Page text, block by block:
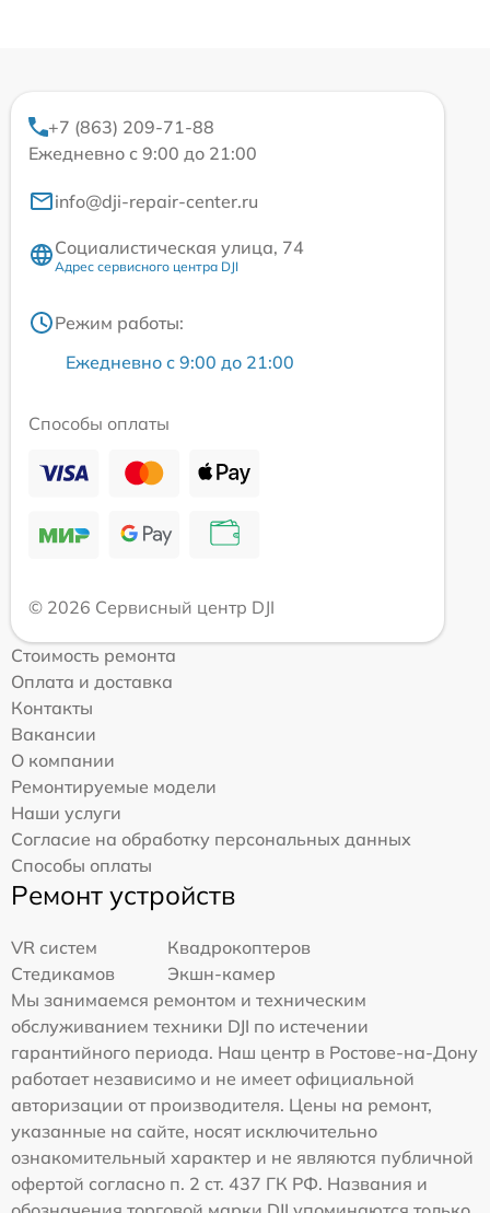
+7 (863) 209-71-88
Ежедневно с 9:00 до 21:00
info@dji-repair-center.ru
Социалистическая улица, 74
Адрес сервисного центра DJI
Режим работы:
Ежедневно с 9:00 до 21:00
Способы оплаты
© 2026 Сервисный центр DJI
Стоимость ремонта
Оплата и доставка
Контакты
Вакансии
О компании
Ремонтируемые модели
Наши услуги
Согласие на обработку персональных данных
Способы оплаты
Ремонт устройств
VR систем
Квадрокоптеров
Стедикамов
Экшн-камер
Мы занимаемся ремонтом и техническим
обслуживанием техники DJI по истечении
гарантийного периода. Наш центр в Ростове-на-Дону
работает независимо и не имеет официальной
авторизации от производителя. Цены на ремонт,
указанные на сайте, носят исключительно
ознакомительный характер и не являются публичной
офертой согласно п. 2 ст. 437 ГК РФ. Названия и